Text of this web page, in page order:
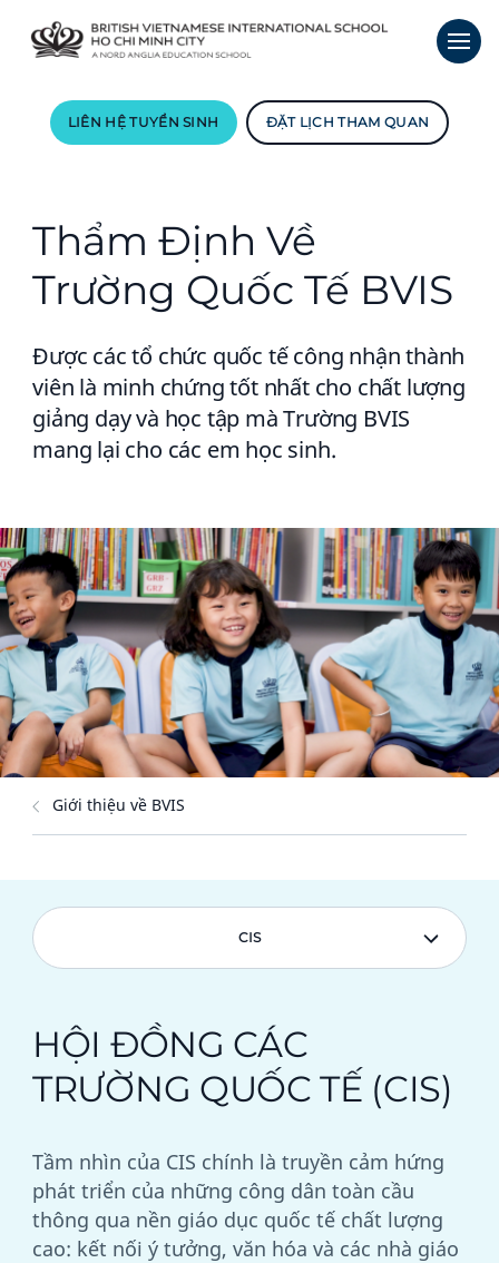
LIÊN HỆ TUYỂN SINH ĐẶT LỊCH THAM QUAN
Thẩm Định Về
Trường Quốc Tế BVIS
Được các tổ chức quốc tế công nhận thành
viên là minh chứng tốt nhất cho chất lượng
giảng dạy và học tập mà Trường BVIS
mang lại cho các em học sinh.
Giới thiệu về BVIS
CIS
WASC
IPC
HỘI ĐỒNG CÁC
TRƯỜNG QUỐC TẾ (CIS)
Tầm nhìn của CIS chính là truyền cảm hứng
phát triển của những công dân toàn cầu
thông qua nền giáo dục quốc tế chất lượng
cao: kết nối ý tưởng, văn hóa và các nhà giáo